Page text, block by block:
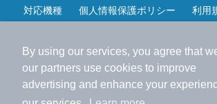
By using our services, you agree that
our partners use cookies to improve
advertising and enhance your
より使いやすくなった
アプリで物件探ししま
サクサク動く地図で物件検索
対応機種 個人情報保護ポリシー 利用